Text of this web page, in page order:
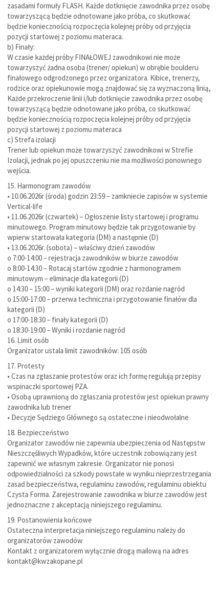
zasadami formuły FLASH. Każde dotknięcie zawodnika przez osobę
towarzyszącą będzie odnotowane jako próba, co skutkować
będzie koniecznością rozpoczęcia kolejnej próby od przyjęcia
pozycji startowej z poziomu materaca.
b) Finały:
W czasie każdej próby FINAŁOWEJ zawodnikowi nie może
towarzyszyć żadna osoba (trener/ opiekun) w obrębie boulderu
finałowego odgrodzonego przez organizatora. Kibice, trenerzy,
rodzice oraz opiekunowie mogą znajdować się za wyznaczoną linią,
Każde przekroczenie linii i/lub dotknięcie zawodnika przez osobę
towarzyszącą będzie odnotowane jako próba, co skutkować
będzie koniecznością rozpoczęcia kolejnej próby od przyjęcia
pozycji startowej z poziomu materaca
c) Strefa izolacji
Trener lub opiekun może towarzyszyć zawodnikowi w Strefie
Izolacji, jednak po jej opuszczeniu nie ma możliwości ponownego
wejścia.
15. Harmonogram zawodów
• 10.06.2026r (środa) godzin 23:59 – zamkniecie zapisów w systemie
Vertical-life
• 11.06.2026r (czwartek) – Ogłoszenie listy startowej i programu
minutowego. Program minutowy będzie tak przygotowanie by
wpierw startowała kategoria (DM) a następnie (D)
• 13.06.2026r. (sobota) – właściwy dzień zawodów
o 7:00-14:00 – rejestracja zawodników w biurze zawodów
o 8:00-14:30 – Rotacaj startów zgodnie z harmonogramem
minutowym – eliminacje dla kategorii (D)
o 14:30 – 15:00 – wyniki kategorii (DM) oraz rozdanie nagród
o 15:00-17:00 – przerwa techniczna i przygotowanie finałów dla
kategorii (D)
o 17:00-18:30 – finały kategorii (D)
o 18:30-19:00 – Wyniki i rozdanie nagród
16. Limit osób
Organizator ustala limit zawodników: 105 osób
17. Protesty
• Czas na zgłaszanie protestów oraz ich formę regulują przepisy
wspinaczki sportowej PZA.
• Osobą uprawnioną do zgłaszania protestów jest opiekun prawny
zawodnika lub trener
• Decyzje Sędziego Głównego są ostateczne i nieodwołalne
18. Bezpieczeństwo
Organizator zawodów nie zapewnia ubezpieczenia od Następstw
Nieszczęśliwych Wypadków, które uczestnik zobowiązany jest
zapewnić we własnym zakresie. Organizator nie ponosi
odpowiedzialności za szkody powstałe w wyniku nieprzestrzegania
zasad bezpieczeństwa, regulaminu zawodów, regulaminu obiektu
Czysta Forma. Zarejestrowanie zawodnika w biurze zawodów jest
jednoznaczne z akceptacją niniejszego regulaminu.
19. Postanowienia końcowe
Ostateczna interpretacja niniejszego regulaminu należy do
organizatorów zawodów
Kontakt z organizatorem wyłącznie drogą mailową na adres
kontakt@kwzakopane.pl